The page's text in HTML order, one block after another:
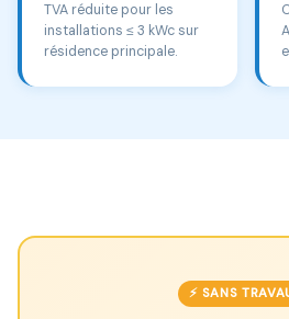
TVA réduite pour les
installations ≤ 3 kWc sur
résidence principale.
⚡ SANS